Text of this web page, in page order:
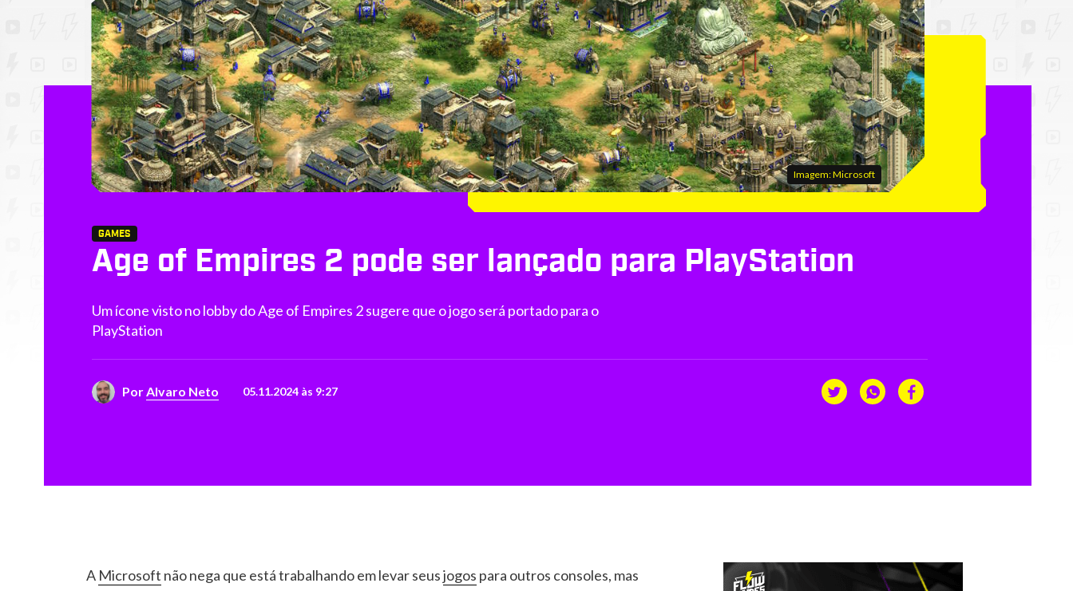
Imagem: Microsoft
GAMES
Age of Empires 2 pode ser lançado para PlayStation
Um ícone visto no lobby do Age of Empires 2 sugere que o jogo será portado para o
PlayStation
PorAlvaro Neto 05.11.2024 às 9:27
A Microsoft não nega que está trabalhando em levar seusjogos para outros consoles, mas